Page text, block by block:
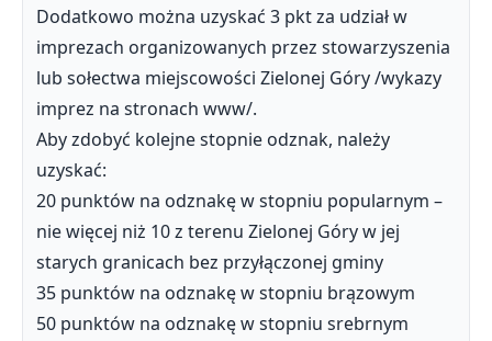
Dodatkowo można uzyskać 3 pkt za udział w
imprezach organizowanych przez stowarzyszenia
lub sołectwa miejscowości Zielonej Góry /wykazy
imprez na stronach www/.
Aby zdobyć kolejne stopnie odznak, należy
uzyskać:
20 punktów na odznakę w stopniu popularnym –
nie więcej niż 10 z terenu Zielonej Góry w jej
starych granicach bez przyłączonej gminy
35 punktów na odznakę w stopniu brązowym
50 punktów na odznakę w stopniu srebrnym